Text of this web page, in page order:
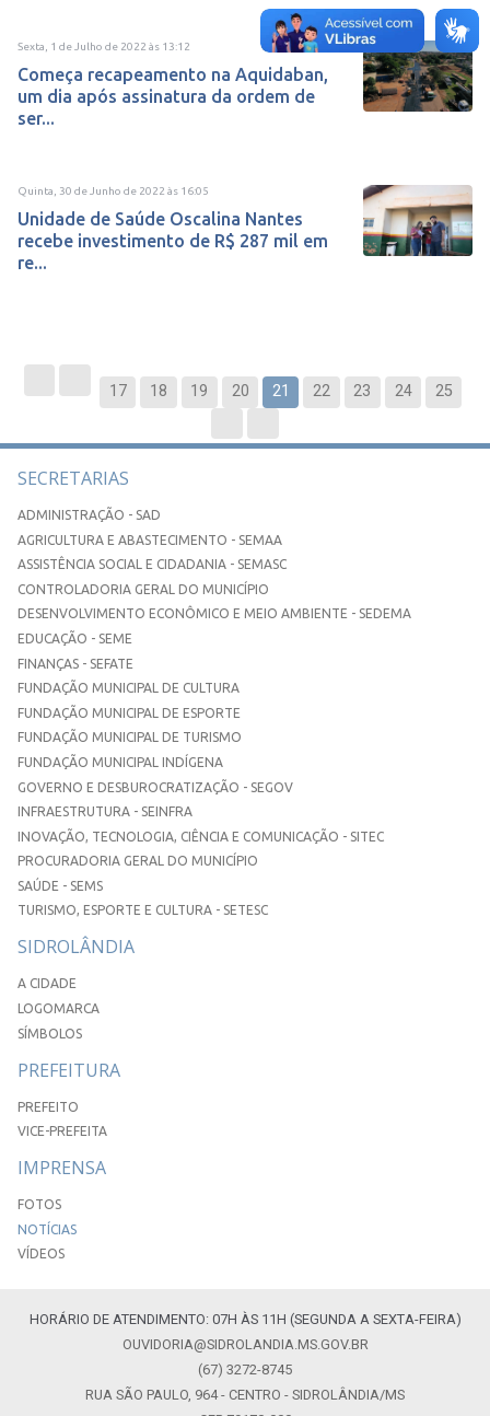
Sexta, 1 de Julho de 2022 às 13:12
Começa recapeamento na Aquidaban,
um dia após assinatura da ordem de
ser...
Quinta, 30 de Junho de 2022 às 16:05
Unidade de Saúde Oscalina Nantes
recebe investimento de R$ 287 mil em
re...
17 18 19 20 21 22 23 24 25
SECRETARIAS
ADMINISTRAÇÃO - SAD
AGRICULTURA E ABASTECIMENTO - SEMAA
ASSISTÊNCIA SOCIAL E CIDADANIA - SEMASC
CONTROLADORIA GERAL DO MUNICÍPIO
DESENVOLVIMENTO ECONÔMICO E MEIO AMBIENTE - SEDEMA
EDUCAÇÃO - SEME
FINANÇAS - SEFATE
FUNDAÇÃO MUNICIPAL DE CULTURA
FUNDAÇÃO MUNICIPAL DE ESPORTE
FUNDAÇÃO MUNICIPAL DE TURISMO
FUNDAÇÃO MUNICIPAL INDÍGENA
GOVERNO E DESBUROCRATIZAÇÃO - SEGOV
INFRAESTRUTURA - SEINFRA
INOVAÇÃO, TECNOLOGIA, CIÊNCIA E COMUNICAÇÃO - SITEC
PROCURADORIA GERAL DO MUNICÍPIO
SAÚDE - SEMS
TURISMO, ESPORTE E CULTURA - SETESC
SIDROLÂNDIA
A CIDADE
LOGOMARCA
SÍMBOLOS
PREFEITURA
PREFEITO
VICE-PREFEITA
IMPRENSA
FOTOS
NOTÍCIAS
VÍDEOS
HORÁRIO DE ATENDIMENTO: 07H ÀS 11H (SEGUNDA A SEXTA-FEIRA)
OUVIDORIA@SIDROLANDIA.MS.GOV.BR
(67) 3272-8745
RUA SÃO PAULO, 964 - CENTRO - SIDROLÂNDIA/MS